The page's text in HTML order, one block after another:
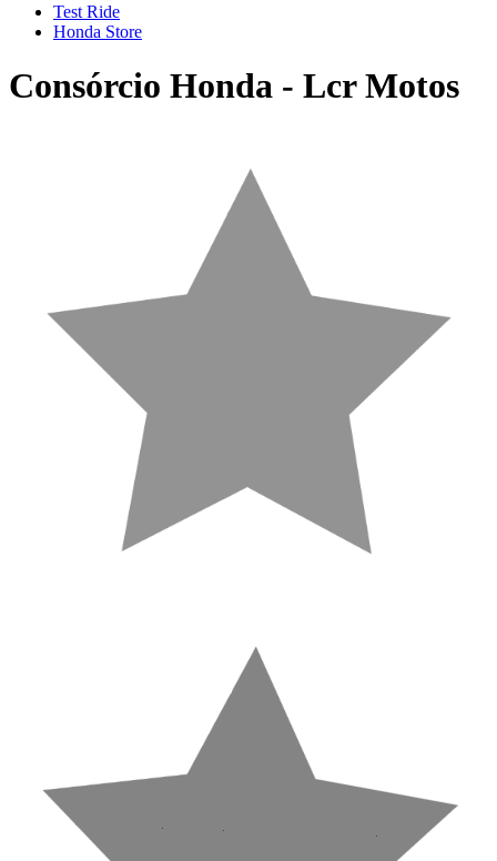
Test Ride
Honda Store
Consórcio Honda - Lcr Motos